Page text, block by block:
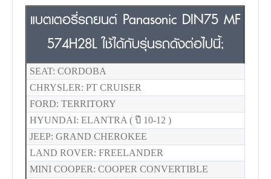
แบตเตอรี่รถยนต์ Panasonic DIN75 MF
574H28L ใช้ได้กับรุ่นรถดังต่อไปนี้;
SEAT: CORDOBA
CHRYSLER: PT CRUISER
FORD: TERRITORY
HYUNDAI: ELANTRA ( ปี 10-12 )
JEEP: GRAND CHEROKEE
LAND ROVER: FREELANDER
MINI COOPER: COOPER CONVERTIBLE